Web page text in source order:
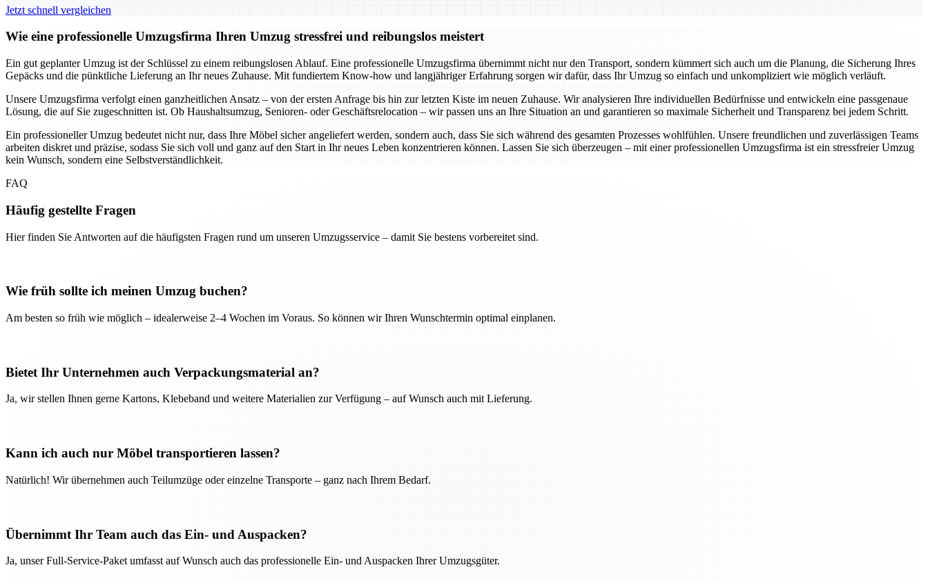
Jetzt schnell vergleichen
Wie eine professionelle Umzugsfirma Ihren Umzug stressfrei und reibungslos meistert
Ein gut geplanter Umzug ist der Schlüssel zu einem reibungslosen Ablauf. Eine professionelle Umzugsfirma übernimmt nicht nur den Transport, sondern kümmert sich auch um die Planung, die Sicherung Ihres
Gepäcks und die pünktliche Lieferung an Ihr neues Zuhause. Mit fundiertem Know-how und langjähriger Erfahrung sorgen wir dafür, dass Ihr Umzug so einfach und unkompliziert wie möglich verläuft.
Unsere Umzugsfirma verfolgt einen ganzheitlichen Ansatz – von der ersten Anfrage bis hin zur letzten Kiste im neuen Zuhause. Wir analysieren Ihre individuellen Bedürfnisse und entwickeln eine passgenaue
Lösung, die auf Sie zugeschnitten ist. Ob Haushaltsumzug, Senioren- oder Geschäftsrelocation – wir passen uns an Ihre Situation an und garantieren so maximale Sicherheit und Transparenz bei jedem Schritt.
Ein professioneller Umzug bedeutet nicht nur, dass Ihre Möbel sicher angeliefert werden, sondern auch, dass Sie sich während des gesamten Prozesses wohlfühlen. Unsere freundlichen und zuverlässigen Teams
arbeiten diskret und präzise, sodass Sie sich voll und ganz auf den Start in Ihr neues Leben konzentrieren können. Lassen Sie sich überzeugen – mit einer professionellen Umzugsfirma ist ein stressfreier Umzug
kein Wunsch, sondern eine Selbstverständlichkeit.
FAQ
Häufig gestellte Fragen
Hier finden Sie Antworten auf die häufigsten Fragen rund um unseren Umzugsservice – damit Sie bestens vorbereitet sind.
Wie früh sollte ich meinen Umzug buchen?
Am besten so früh wie möglich – idealerweise 2–4 Wochen im Voraus. So können wir Ihren Wunschtermin optimal einplanen.
Bietet Ihr Unternehmen auch Verpackungsmaterial an?
Ja, wir stellen Ihnen gerne Kartons, Klebeband und weitere Materialien zur Verfügung – auf Wunsch auch mit Lieferung.
Kann ich auch nur Möbel transportieren lassen?
Natürlich! Wir übernehmen auch Teilumzüge oder einzelne Transporte – ganz nach Ihrem Bedarf.
Übernimmt Ihr Team auch das Ein- und Auspacken?
Ja, unser Full-Service-Paket umfasst auf Wunsch auch das professionelle Ein- und Auspacken Ihrer Umzugsgüter.